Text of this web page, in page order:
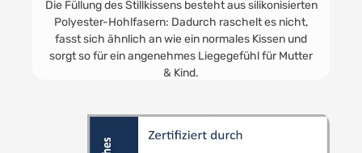
Das Innenkissen ist bis 60° waschbar. Der
Außenbezug ist bei bis zu 60° waschbar und kann
zudem auch gebügelt werden.